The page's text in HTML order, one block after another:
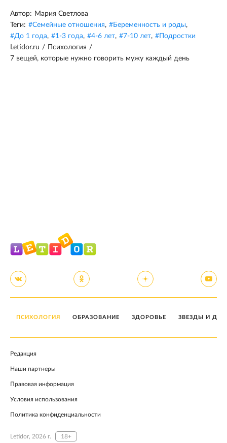
Автор: Мария Светлова
Теги: #Семейные отношения, #Беременность и роды,
#До 1 года, #1-3 года, #4-6 лет, #7-10 лет, # Подростки
Letidor.ru / Психология /
7 вещей, которые нужно говорить мужу каждый день
ПСИХОЛОГИЯ ОБРАЗОВАНИЕ ЗДОРОВЬЕ ЗВЕЗДЫ И
Редакция
Наши партнеры
Правовая информация
Условия использования
Политика конфиденциальности
Letidor, 2026 г. 18+